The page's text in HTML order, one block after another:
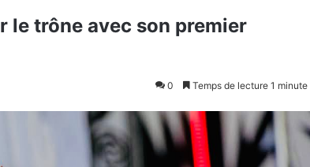
le trône avec son premier
0 Temps de lecture 1 minute